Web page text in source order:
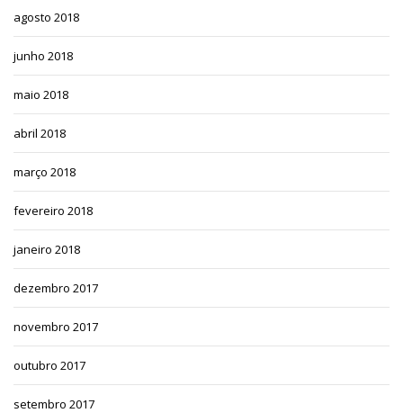
agosto 2018
junho 2018
maio 2018
abril 2018
março 2018
fevereiro 2018
janeiro 2018
dezembro 2017
novembro 2017
outubro 2017
setembro 2017